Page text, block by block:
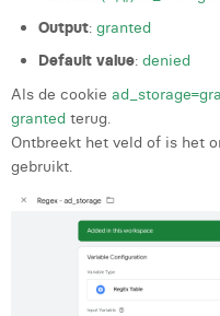
Output: granted
Default value: denied
Als de cookie
granted terug.
Ontbreekt het veld of is het
gebruikt.